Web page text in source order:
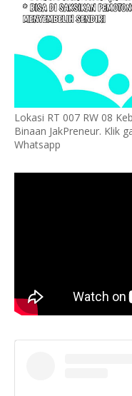
Lokasi RT 007 RW 08
Binaan JakPreneur. Klik
Whatsapp